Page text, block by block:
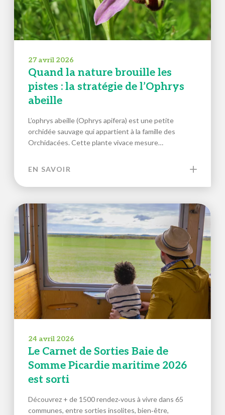
27 avril 2026
Quand la nature brouille les
pistes : la stratégie de l’Ophrys
abeille
L’ophrys abeille (Ophrys apifera) est une petite
orchidée sauvage qui appartient à la famille des
Orchidacées. Cette plante vivace mesure…
EN SAVOIR
24 avril 2026
Le Carnet de Sorties Baie de
Somme Picardie maritime 2026
est sorti
Découvrez + de 1500 rendez‑vous à vivre dans 65
communes, entre sorties insolites, bien‑être,